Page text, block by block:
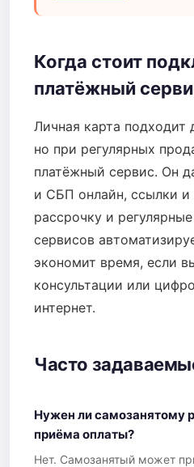
Когда стоит
платёжный
Личная карта подходит
но при регулярных
платёжный сервис. Он
и СБП онлайн, ссылки
рассрочку и
сервисов
экономит время, если
консультации или
интернет.
Часто
Нужен ли самозанятому
приёма оплаты?
Нет. Самозанятый может